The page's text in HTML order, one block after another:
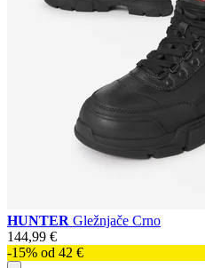
HUNTER Gležnjače Crno
144,99 €
-15% od 42 €